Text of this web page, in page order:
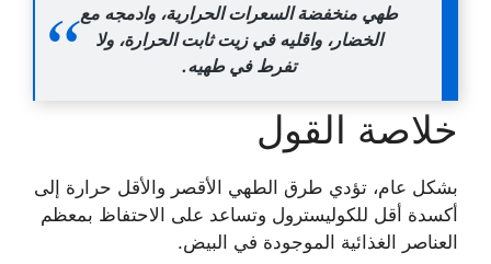
طهي منخفضة السعرات الحرارية، وادمجه مع
الخضار، واقليه في زيت ثابت الحرارة، ولا
تفرط في طهيه.
خلاصة القول
بشكل عام، تؤدي طرق الطهي الأقصر والأقل حرارة إلى
أكسدة أقل للكوليسترول وتساعد على الاحتفاظ بمعظم
العناصر الغذائية الموجودة في البيض.